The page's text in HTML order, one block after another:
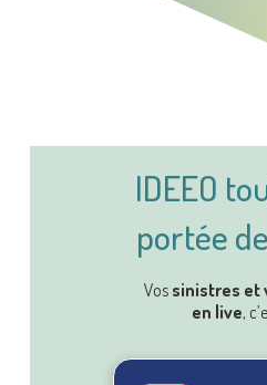
IDEEO
portée
Vos sinistres et
en live,